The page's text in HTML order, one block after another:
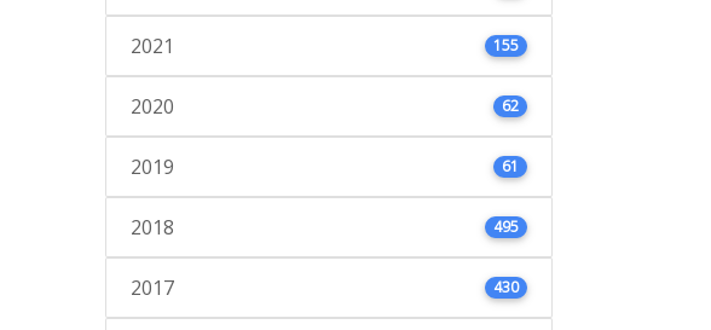
2021 155
2020 62
2019 61
2018 495
2017 430